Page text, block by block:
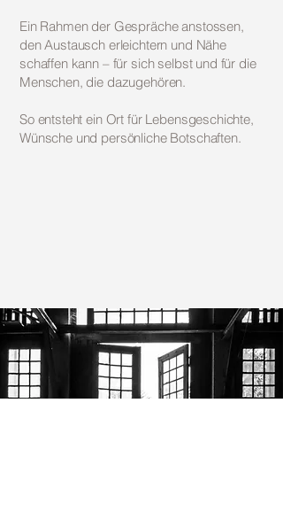
Ein Rahmen der Gespräche anstossen,
den Austausch erleichtern und Nähe
schaffen kann – für sich selbst und für die
Menschen, die dazugehören.
So entsteht ein Ort für Lebensgeschichte,
Wünsche und persönliche Botschaften.